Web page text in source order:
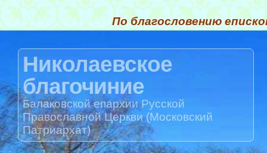
По благословению
Николаевское
благочиние
Балаковской епархии Русской
Православной Церкви (Московский
Патриархат)